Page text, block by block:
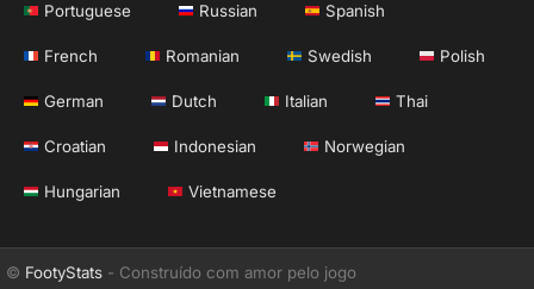
Portuguese Russian Spanish
French Romanian Swedish Polish
German Dutch Italian Thai
Croatian Indonesian Norwegian
Hungarian Vietnamese
© FootyStats - Construído com amor pelo jogo